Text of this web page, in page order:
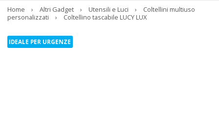
Home › Altri Gadget › Utensili e Luci ›
Coltellini multiuso
personalizzati
› Coltellino tascabile LUCY LUX
IDEALE PER URGENZE